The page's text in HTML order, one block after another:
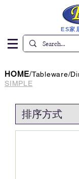
ES家
HOME/Tableware/
SIMPLE